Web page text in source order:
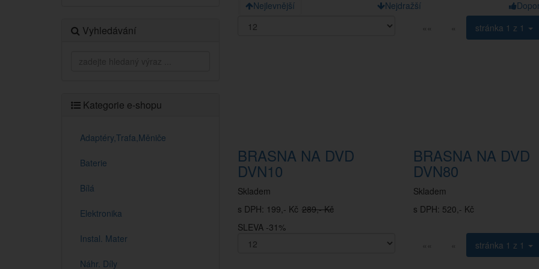
Vyhledávání
Kategorie e-shopu
Adaptéry,Trafa,Měniče
Baterie
Bílá
Elektronika
Instal. Mater
Náhr. Díly
Nejlevnější Nejdražší
««
« stránka 1 z 1
BRASNA NA DVD
DVN10
Skladem
s DPH: 199,- Kč 289,- Kč
SLEVA -31%
BRASNA NA DVD
DVN80
Skladem
s DPH: 520,- Kč
«« « stránka 1 z 1